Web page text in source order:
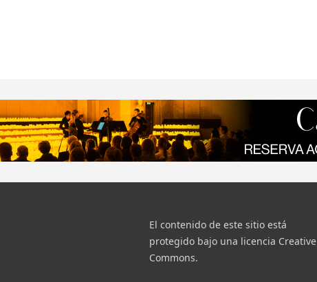
El contenido de este sitio está
protegido bajo una licencia Creative
Commons.